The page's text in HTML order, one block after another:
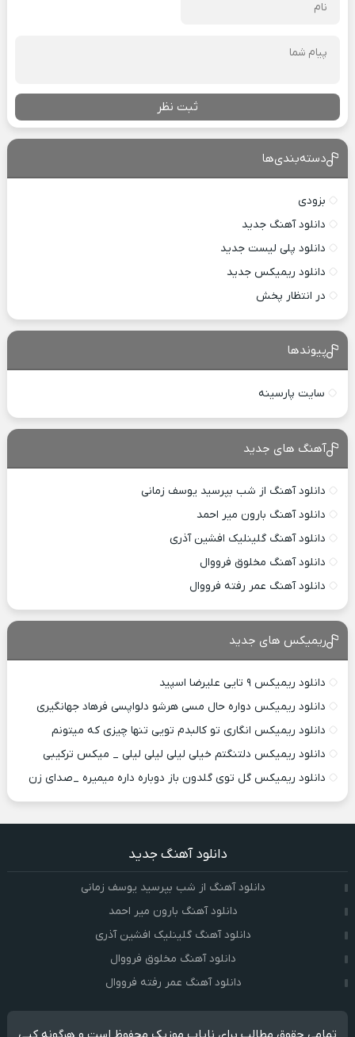
ثبت نظر
دسته‌بندی‌ها
بزودی
دانلود آهنگ جدید
دانلود پلی لیست جدید
دانلود ریمیکس جدید
در انتظار پخش
پیوندها
سایت پارسینه
آهنگ های جدید
دانلود آهنگ از شب بپرسید یوسف زمانی
دانلود آهنگ بارون میر احمد
دانلود آهنگ گلینلیک افشین آذری
دانلود آهنگ مخلوق فرووال
دانلود آهنگ عمر رفته فرووال
ریمیکس های جدید
دانلود ریمیکس ۹ تایی علیرضا اسپید
دانلود ریمیکس دواره حال مسی هرشو دلواپسی فرهاد جهانگیری
دانلود ریمیکس انگاری تو کالبدم تویی تنها چیزی که میتونم
دانلود ریمیکس دلتنگتم خیلی لیلی لیلی لیلی _ میکس ترکیبی
دانلود ریمیکس گل توی گلدون باز دوباره داره میمیره _صدای زن
دانلود آهنگ جدید
دانلود آهنگ از شب بپرسید یوسف زمانی
دانلود آهنگ بارون میر احمد
دانلود آهنگ گلینلیک افشین آذری
دانلود آهنگ مخلوق فرووال
دانلود آهنگ عمر رفته فرووال